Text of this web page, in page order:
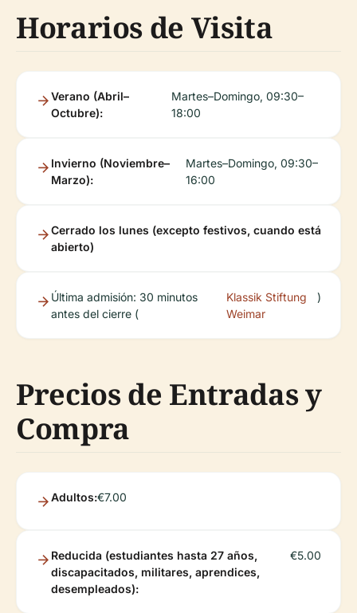
Horarios de Visita
Verano (Abril–
Octubre):
Martes–Domingo, 09:30–
18:00
Invierno (Noviembre–
Marzo):
Martes–Domingo, 09:30–
16:00
Cerrado los lunes (excepto festivos, cuando está
abierto)
Última admisión: 30 minutos
antes del cierre (
Klassik Stiftung
Weimar
)
Precios de Entradas y
Compra
Adultos:€7.00
Reducida (estudiantes hasta 27 años,
discapacitados, militares, aprendices,
desempleados):
€5.00